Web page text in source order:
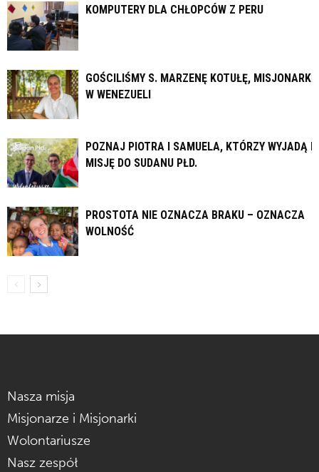
KOMPUTERY DLA CHŁOPCÓW Z PERU
GOŚCILIŚMY S. MARZENĘ KOTUŁĘ, MISJONARKĘ
W WENEZUELI
POZNAJ PIOTRA I SAMUELA, KTÓRZY WYJADĄ
MISJĘ DO SUDANU PŁD.
PROSTOTA NIE OZNACZA BRAKU – OZNACZA
WOLNOŚĆ
Nasza misja
Misjonarze i Misjonarki
Wolontariusze
Nasz zespół